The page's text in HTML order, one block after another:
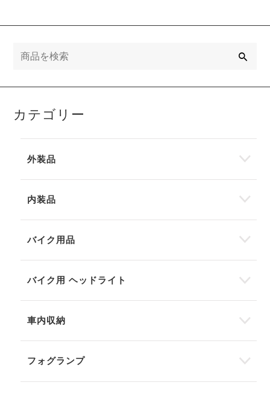
カテゴリー
外装品
内装品
バイク用品
バイク用 ヘッドライト
車内収納
フォグランプ